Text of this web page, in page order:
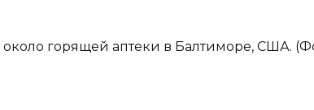
горящей аптеки в Балтиморе, США.